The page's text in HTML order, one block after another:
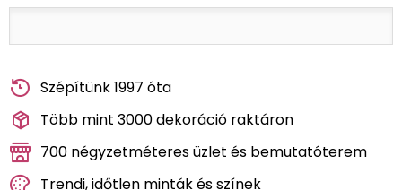
Szépítünk 1997 óta
Több mint 3000 dekoráció raktáron
700 négyzetméteres üzlet és bemutatóterem
Trendi, időtlen minták és színek